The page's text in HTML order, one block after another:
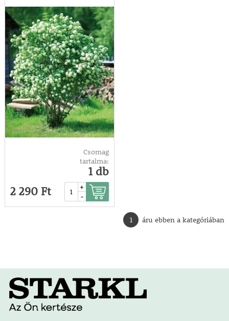
Csomag
tartalma:
1 db
2 290 Ft
+
-
1 áru ebben a kategóriában